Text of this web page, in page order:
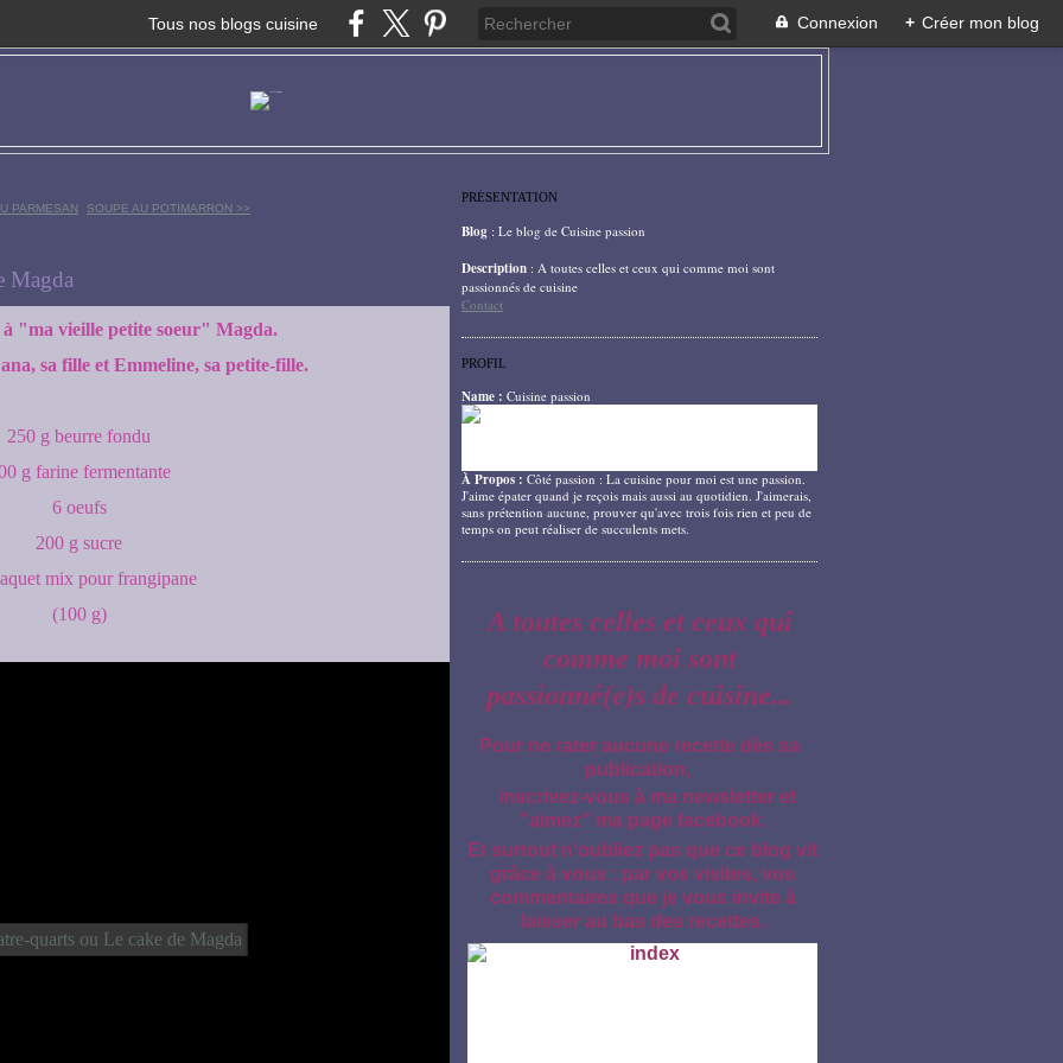
Tous nos blogs cuisine Connexion + Créer mon blog
PARMESAN SOUPE AU POTIMARRON >>
Magda
"ma vieille petite soeur" Magda.
sa fille et Emmeline, sa petite-fille.
250 g beurre fondu
g farine fermentante
6 oeufs
200 g sucre
mix pour frangipane
(100 g)
PRÉSENTATION
Blog : Le blog de Cuisine passion
Description : A toutes celles et ceux qui comme moi sont
passionnés de cuisine
Contact
PROFIL
Name : Cuisine passion
À Propos : Côté passion : La cuisine pour moi est une passion.
J'aime épater quand je reçois mais aussi au quotidien. J'aimerais,
sans prétention aucune, prouver qu'avec trois fois rien et peu de
temps on peut réaliser de succulents mets.
A toutes celles et ceux qui
comme moi sont
passionné(e)s de cuisine...
Pour ne rater aucune recette dès sa
publication,
inscrivez-vous à ma newsletter et
"aimez" ma page facebook.
Et surtout n'oubliez pas que ce blog vit
grâce à vous : par vos visites, vos
commentaires que je vous invite à
laisser au bas des recettes.